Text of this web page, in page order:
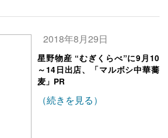
2018年8月29日
星野物産 “むぎくらべ”に9月10
～14日出店、「マルボシ中華蕎
麦」PR
（続きを見る）